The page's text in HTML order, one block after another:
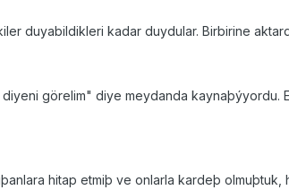
duyabildikleri kadar duydular. Birbirine
görelim" diye meydanda
hitap etmiþ ve onlarla kardeþ